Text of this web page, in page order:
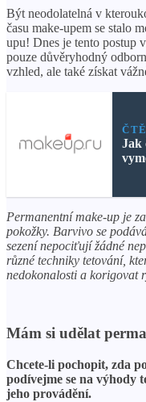
Být neodolatelná v
času make-upem se stalo
upu! Dnes je tento postup
pouze důvěryhodný
vzhled, ale také získat
Jak
Permanentní make-up je
pokožky. Barvivo se
sezení nepociťují žádné
různé techniky tetování,
nedokonalosti a korigovat
Mám si udělat
Chcete-li pochopit, zda
podívejme se na výhody
jeho provádění.